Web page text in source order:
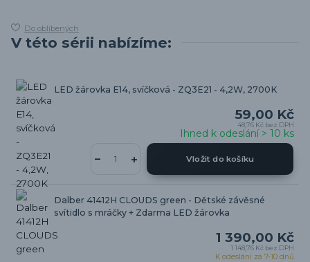
Do oblíbených
V této sérii nabízíme:
LED žárovka E14, svíčková - ZQ3E21 - 4,2W, 2700K
59,00 Kč
48,76 Kč bez DPH
Ihned k odeslání > 10 ks
Vložit do košíku
Dalber 41412H CLOUDS green - Dětské závěsné
svítidlo s mráčky + Zdarma LED žárovka
1 390,00 Kč
1 148,76 Kč bez DPH
K odeslání za 7-10 dnů